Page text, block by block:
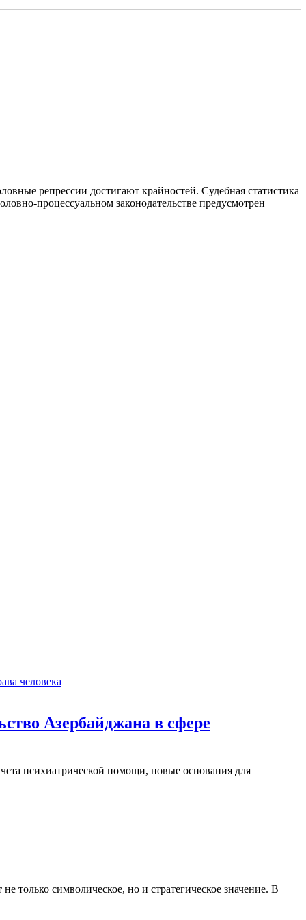
репрессии достигают крайностей. Судебная статистика
процессуальном законодательстве предусмотрен
человека
Азербайджана в сфере
психиатрической помощи, новые основания для
только символическое, но и стратегическое значение. В